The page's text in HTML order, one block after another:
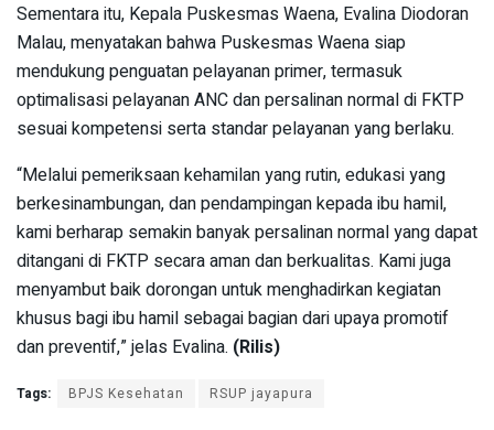
Sementara itu, Kepala Puskesmas Waena, Evalina Diodoran
Malau, menyatakan bahwa Puskesmas Waena siap
mendukung penguatan pelayanan primer, termasuk
optimalisasi pelayanan ANC dan persalinan normal di FKTP
sesuai kompetensi serta standar pelayanan yang berlaku.
“Melalui pemeriksaan kehamilan yang rutin, edukasi yang
berkesinambungan, dan pendampingan kepada ibu hamil,
kami berharap semakin banyak persalinan normal yang dapat
ditangani di FKTP secara aman dan berkualitas. Kami juga
menyambut baik dorongan untuk menghadirkan kegiatan
khusus bagi ibu hamil sebagai bagian dari upaya promotif
dan preventif,” jelas Evalina. (Rilis)
Tags: BPJS Kesehatan RSUP jayapura